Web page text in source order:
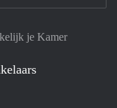
je Kamer